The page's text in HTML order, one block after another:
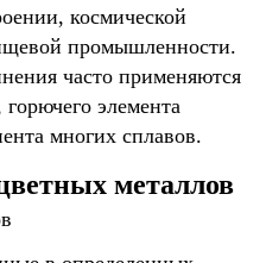
космической
промышленности.
часто применяются
горючего элемента
многих сплавов.
металлов